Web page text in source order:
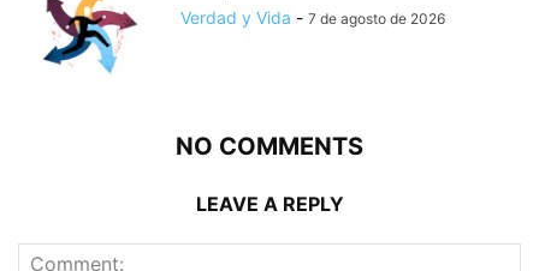
Verdad y Vida - 7 de agosto de 2026
NO COMMENTS
LEAVE A REPLY